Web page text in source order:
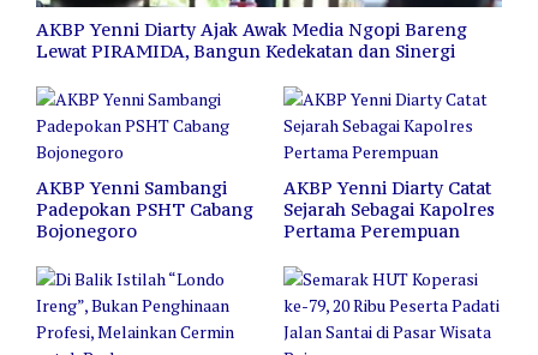
AKBP Yenni Diarty Ajak Awak Media Ngopi Bareng
Lewat PIRAMIDA, Bangun Kedekatan dan Sinergi
AKBP Yenni Sambangi
Padepokan PSHT Cabang
Bojonegoro
AKBP Yenni Diarty Catat
Sejarah Sebagai Kapolres
Pertama Perempuan